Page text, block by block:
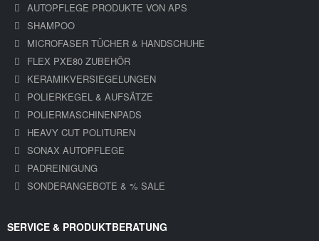
AUTOPFLEGE PRODUKTE VON APS
SHAMPOO
MICROFASER TÜCHER & HANDSCHUHE
FLEX PXE80 ZUBEHÖR
KERAMIKVERSIEGELUNGEN
POLIERKEGEL & AUFSÄTZE
POLIERMASCHINENPADS
HEAVY CUT POLITUREN
SONAX AUTOPFLEGE
PADREINIGUNG
SONDERANGEBOTE & % SALE
SERVICE & PRODUKTBERATUNG